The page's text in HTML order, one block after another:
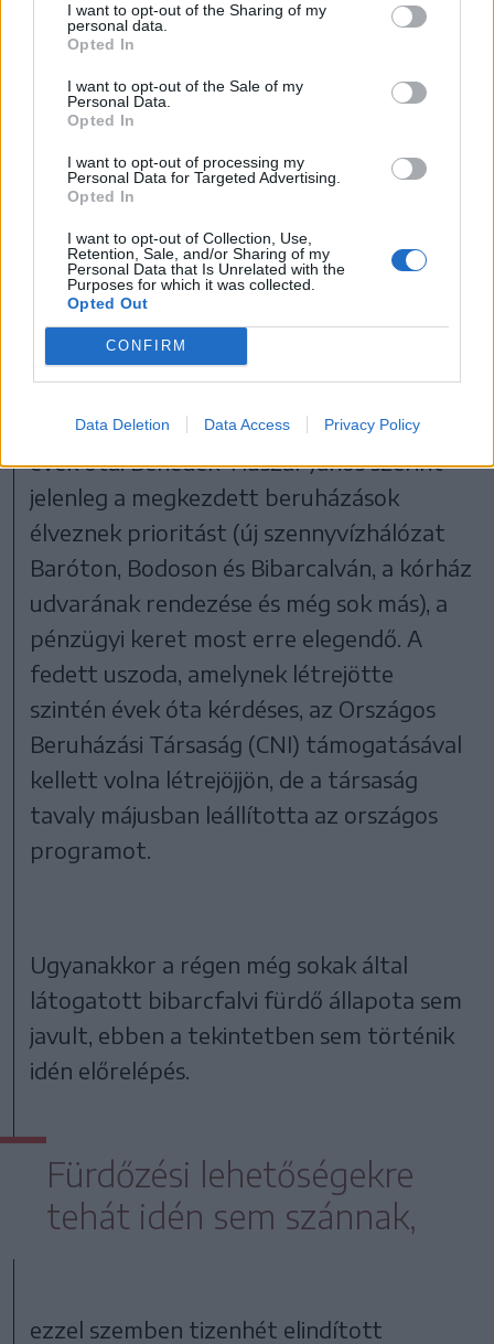
I want to opt-out of the Sharing of my
personal data.
Opted In
I want to opt-out of the Sale of my
Personal Data.
Opted In
I want to opt-out of processing my
Personal Data for Targeted Advertising.
Opted In
I want to opt-out of Collection, Use,
Retention, Sale, and/or Sharing of my
Personal Data that Is Unrelated with the
Purposes for which it was collected.
Opted Out
CONFIRM
Data Deletion Data Access Privacy Policy
fjúsági
szabadidőközpontot
alakítanának ki a tónál,
és vízi sportlehetőségeket teremtenének.
Erdővidéken nincs sok
választás
Idén sincs lehetőségBarótstrandján
fürdőzni, a medence üresen áll, hosszú
évek óta. Benedek-Huszár János szerint
jelenleg a megkezdett beruházások
élveznek prioritást (új szennyvízhálózat
Baróton, Bodoson és Bibarcalván, a kórház
udvarának rendezése és még sok más), a
pénzügyi keret most erre elegendő. A
fedett uszoda, amelynek létrejötte
szintén évek óta kérdéses, az Országos
Beruházási Társaság (CNI) támogatásával
kellett volna létrejöjjön, de a társaság
tavaly májusban leállította az országos
programot.
Ugyanakkor a régen még sokak által
látogatott bibarcfalvi fürdő állapota sem
javult, ebben a tekintetben sem történik
idén előrelépés.
Fürdőzési lehetőségekre
tehát idén sem szánnak,
ezzel szemben tizenhét elindított